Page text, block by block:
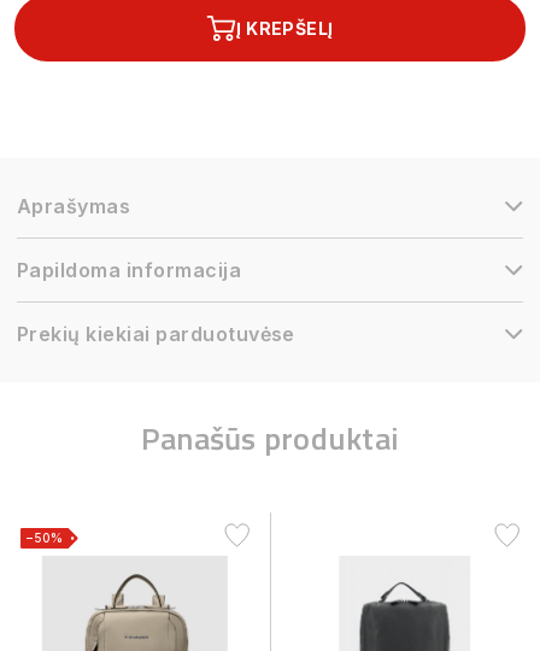
Į KREPŠELĮ
Aprašymas
Papildoma informacija
Prekių kiekiai parduotuvėse
Panašūs produktai
−50%